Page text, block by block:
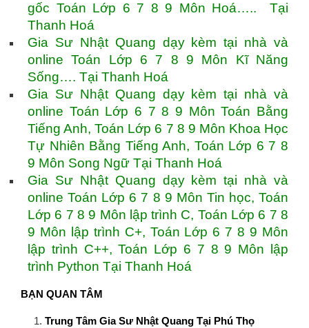
gốc Toán Lớp 6 7 8 9 Môn Hoá….. Tại
Thanh Hoá
Gia Sư Nhật Quang dạy kèm tại nhà và
online Toán Lớp 6 7 8 9 Môn Kĩ Năng
Sống…. Tại Thanh Hoá
Gia Sư Nhật Quang dạy kèm tại nhà và
online Toán Lớp 6 7 8 9 Môn Toán Bằng
Tiếng Anh, Toán Lớp 6 7 8 9 Môn Khoa Học
Tự Nhiên Bằng Tiếng Anh, Toán Lớp 6 7 8
9 Môn Song Ngữ Tại Thanh Hoá
Gia Sư Nhật Quang dạy kèm tại nhà và
online Toán Lớp 6 7 8 9 Môn Tin học, Toán
Lớp 6 7 8 9 Môn lập trình C, Toán Lớp 6 7 8
9 Môn lập trình C+, Toán Lớp 6 7 8 9 Môn
lập trình C++, Toán Lớp 6 7 8 9 Môn lập
trình Python Tại Thanh Hoá
BẠN QUAN TÂM
Trung Tâm Gia Sư Nhật Quang Tại Phú Thọ